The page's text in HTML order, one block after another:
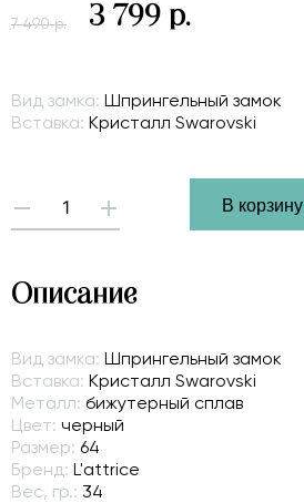
7 490 р. 3 799 р.
Вид замка: Шпрингельный замок
Вставка: Кристалл Swarovski
- +
В корзину
Описание
Вид замка: Шпрингельный замок
Вставка: Кристалл Swarovski
Металл: бижутерный сплав
Цвет: черный
Размер: 64
Бренд: L'attrice
Вес, гр.: 34